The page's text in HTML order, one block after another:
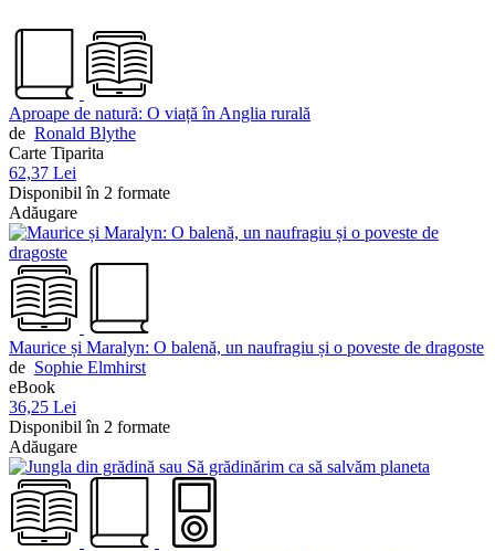
Aproape de natură: O viață în Anglia rurală
de Ronald Blythe
Carte Tiparita
62,37 Lei
Disponibil în 2 formate
Adăugare
Maurice și Maralyn: O balenă, un naufragiu și o poveste de dragoste
de Sophie Elmhirst
eBook
36,25 Lei
Disponibil în 2 formate
Adăugare